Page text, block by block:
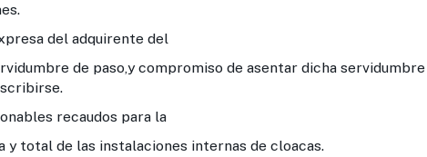
del adquirente del
de paso,y compromiso de asentar dicha servidumbre
recaudos para la
y total de las instalaciones internas de cloacas.